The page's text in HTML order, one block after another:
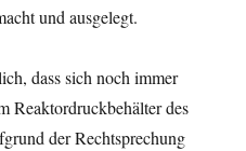
und ausgelegt.
dass sich noch immer
Reaktordruckbehälter des
der Rechtsprechung